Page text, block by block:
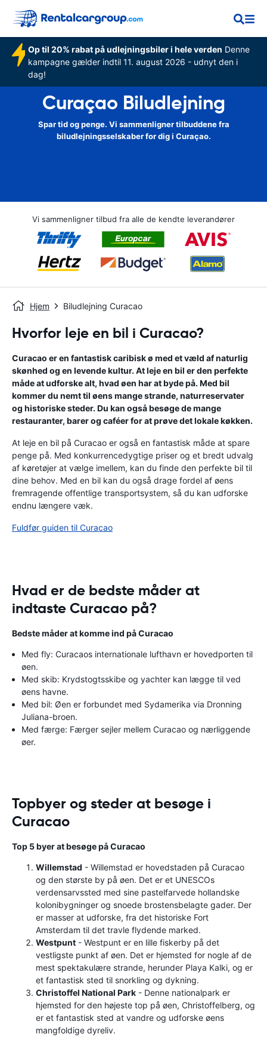
Op til 20% rabat på udlejningsbiler i hele verden Denne
kampagne gælder indtil 11. august 2026 - udnyt den i
dag!
Curaçao Biludlejning
Spar tid og penge. Vi sammenligner tilbuddene fra
biludlejningsselskaber for dig i Curaçao.
Vi sammenligner tilbud fra alle de kendte leverandører
Hjem Biludlejning Curacao
Hvorfor leje en bil i Curacao?
Curacao er en fantastisk caribisk ø med et væld af naturlig
skønhed og en levende kultur. At leje en bil er den perfekte
måde at udforske alt, hvad øen har at byde på. Med bil
kommer du nemt til øens mange strande, naturreservater
og historiske steder. Du kan også besøge de mange
restauranter, barer og caféer for at prøve det lokale køkken.
At leje en bil på Curacao er også en fantastisk måde at spare
penge på. Med konkurrencedygtige priser og et bredt udvalg
af køretøjer at vælge imellem, kan du finde den perfekte bil til
dine behov. Med en bil kan du også drage fordel af øens
fremragende offentlige transportsystem, så du kan udforske
endnu længere væk.
Fuldfør guiden til Curacao
Hvad er de bedste måder at
indtaste Curacao på?
Bedste måder at komme ind på Curacao
Med fly: Curacaos internationale lufthavn er hovedporten til
øen.
Med skib: Krydstogtsskibe og yachter kan lægge til ved
øens havne.
Med bil: Øen er forbundet med Sydamerika via Dronning
Juliana-broen.
Med færge: Færger sejler mellem Curacao og nærliggende
øer.
Topbyer og steder at besøge i
Curacao
Top 5 byer at besøge på Curacao
Willemstad - Willemstad er hovedstaden på Curacao
og den største by på øen. Det er et UNESCOs
verdensarvssted med sine pastelfarvede hollandske
kolonibygninger og snoede brostensbelagte gader. Der
er masser at udforske, fra det historiske Fort
Amsterdam til det travle flydende marked.
Westpunt - Westpunt er en lille fiskerby på det
vestligste punkt af øen. Det er hjemsted for nogle af de
mest spektakulære strande, herunder Playa Kalki, og er
et fantastisk sted til snorkling og dykning.
Christoffel National Park - Denne nationalpark er
hjemsted for den højeste top på øen, Christoffelberg, og
er et fantastisk sted at vandre og udforske øens
mangfoldige dyreliv.